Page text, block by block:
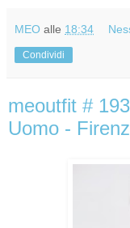
MEO alle 18:34
Condividi
meoutfit #
Uomo -